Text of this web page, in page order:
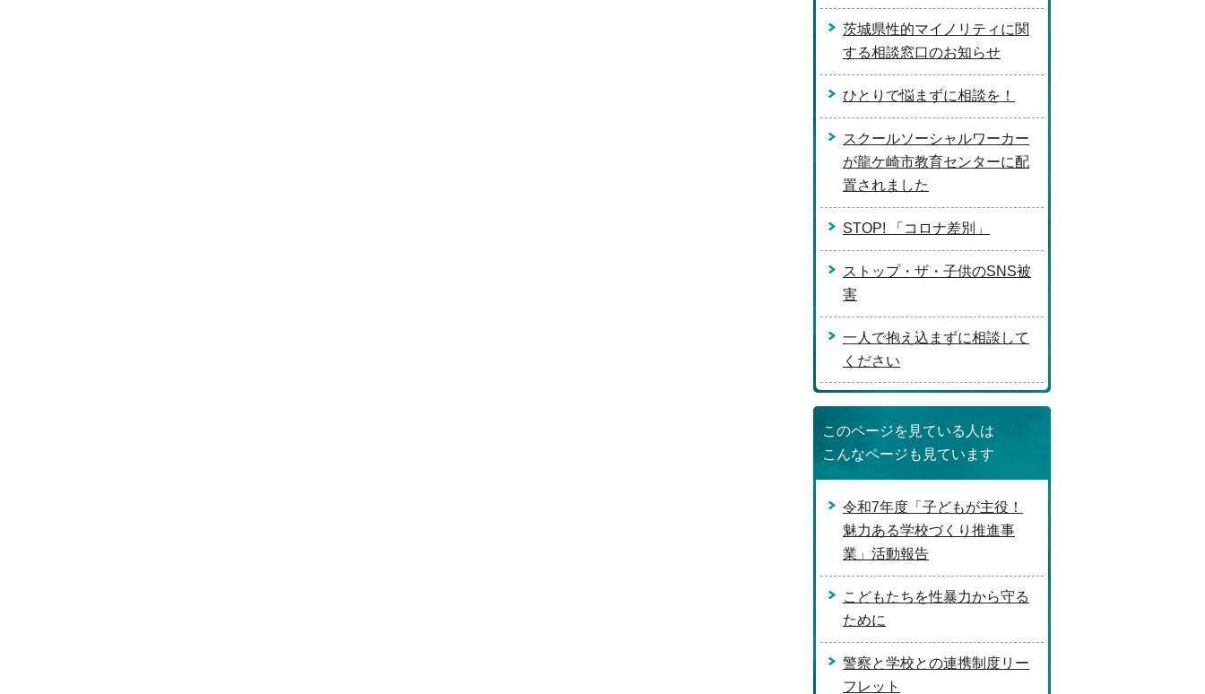
茨城県性的マイノリティに関
する相談窓口のお知らせ
ひとりで悩まずに相談を！
スクールソーシャルワーカー
が龍ケ崎市教育センターに配
置されました
STOP! 「コロナ差別」
ストップ・ザ・子供のSNS被
害
一人で抱え込まずに相談して
ください
このページを見ている人は
こんなページも見ています
令和7年度「子どもが主役！
魅力ある学校づくり推進事
業」活動報告
こどもたちを性暴力から守る
ために
警察と学校との連携制度リー
フレット